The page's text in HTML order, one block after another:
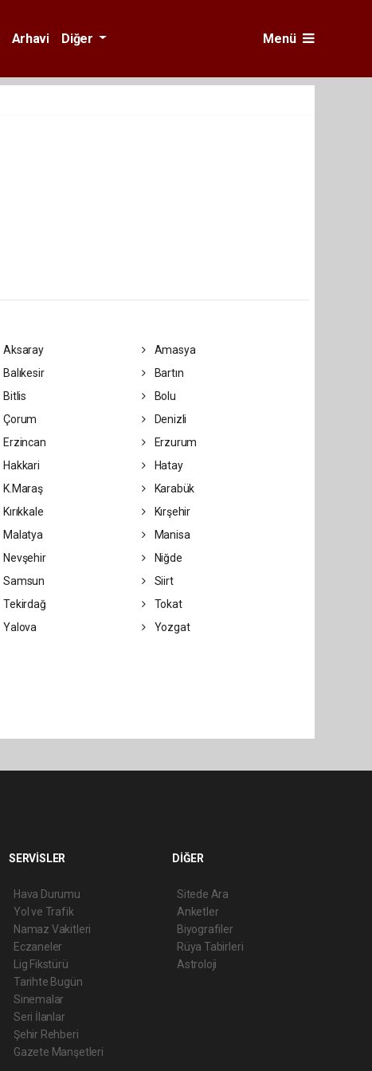
Arhavi Diğer Menü
Aksaray
Amasya
Balıkesir
Bartın
Bitlis
Bolu
Çorum
Denizli
Erzincan
Erzurum
Hakkari
Hatay
K.Maraş
Karabük
Kırıkkale
Kırşehir
Malatya
Manisa
Nevşehir
Niğde
Samsun
Siirt
Tekirdağ
Tokat
Yalova
Yozgat
SERVİSLER
Hava Durumu
Yol ve Trafik
Namaz Vakitleri
Eczaneler
Lig Fikstürü
Tarihte Bugün
Sinemalar
Seri İlanlar
Şehir Rehberi
Gazete Manşetleri
DİĞER
Sitede Ara
Anketler
Biyografiler
Rüya Tabirleri
Astroloji